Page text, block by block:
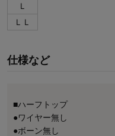
Ｌ
ＬＬ
仕様など
■ハーフトップ
●ワイヤー無し
●ボーン無し